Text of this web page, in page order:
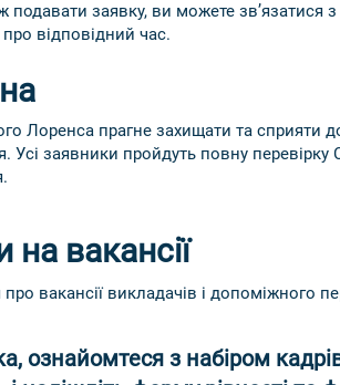
подавати заявку, ви можете зв’язатися
відповідний час.
Лоренса прагне захищати та сприяти
Усі заявники пройдуть повну
на вакансії
вакансії викладачів і допоміжного
ознайомтеся з набіром